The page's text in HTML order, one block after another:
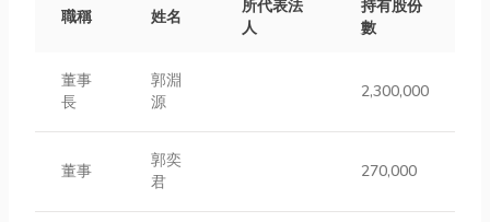
職稱 姓名
所代表法
人
持有股份
數
董事
長
郭淵
源
2,300,000
董事
郭奕
君
270,000